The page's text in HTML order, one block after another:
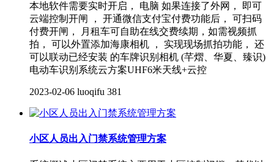
本地软件需要实时开启， 电脑 如果连接了外网， 即可
云端控制开闸 ， 开通微信支付宝付费功能后， 可扫码
付费开闸， 月租车可自助在线交费续期，如需视频抓
拍， 可以外置添加海康相机 ， 实现现场抓拍功能， 还
可以联动已经安装 的车牌识别相机 (芊熠、华夏、臻识)
电动车识别系统云方案UHF6米天线+云控
2023-02-06 luoqifu 381
小区人员出入门禁系统管理方案